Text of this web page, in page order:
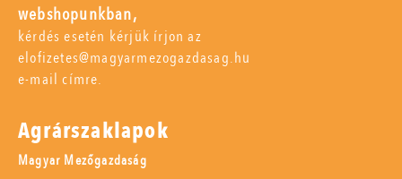
webshopunkban,
kérdés esetén kérjük írjon az
elofizetes@magyarmezogazdasag.hu
e-mail címre.
Agrárszaklapok
Magyar Mezőgazdaság